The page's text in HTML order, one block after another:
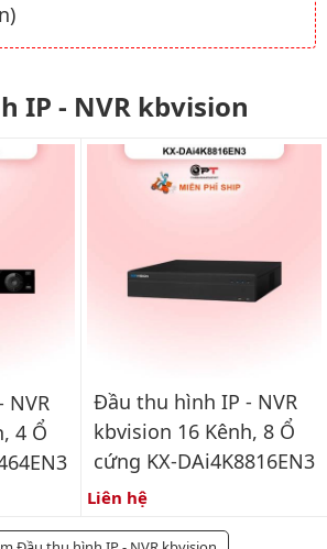
IP - NVR kbvision
NVR
4 Ổ
Đầu thu hình IP - NVR
kbvision 16 Kênh, 8 Ổ
cứng KX-DAi4K8816EN3
Liên hệ